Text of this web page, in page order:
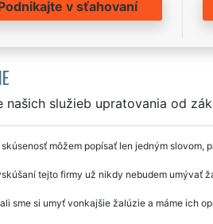
v sťahovaní
našich služieb upratovania od
skúsenosť môžem popísať len jedným slovom,
tejto firmy už nikdy nebudem umývať
sme si umyť vonkajšie žalúzie a máme ich